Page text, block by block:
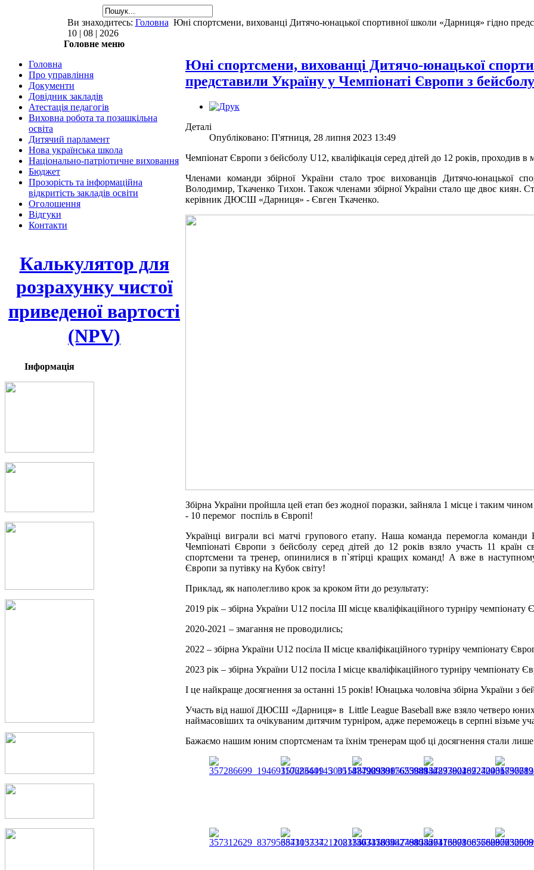
Ви знаходитесь: Головна Юні спортсмени, вихованці Дитячо-юнацької спортивної школи «Дарниця» гідно
10 | 08 | 2026
Головне меню
Головна
Про управління
Документи
Довідник закладів
Атестація педагогів
Виховна робота та позашкільна
освіта
Дитячий парламент
Нова українська школа
Національно-патріотичне виховання
Бюджет
Прозорість та інформаційна
відкритість закладів освіти
Оголошення
Відгуки
Контакти
Калькулятор для
розрахунку чистої
приведеної вартості
(NPV)
Інформація
Юні спортсмени, вихованці Дитячо-юнацької
представили Україну у Чемпіонаті Європи з
Деталі
Опубліковано: П'ятниця, 28 липня 2023 13:49
Чемпіонат Європи з бейсболу U12, кваліфікація серед дітей до 12 років, проходив
Членами команди збірної України стало троє вихованців Дитячо-юнацької
Володимир, Ткаченко Тихон. Також членами збірної України стало ще двоє киян.
керівник ДЮСШ «Дарниця» - Євген Ткаченко.
Збірна України пройшла цей етап без жодної поразки, зайняла 1 місце і таким
- 10 перемог поспіль в Європі!
Українці виграли всі матчі групового етапу. Наша команда перемогла команди
Чемпіонаті Європи з бейсболу серед дітей до 12 років взяло участь 11 країн
спортсмени та тренер, опинилися в п`ятірці кращих команд! А вже в
Європи за путівку на Кубок світу!
Приклад, як наполегливо крок за кроком йти до результату:
2019 рік – збірна України U12 посіла ІІІ місце кваліфікаційного турніру чемпіонату
2020-2021 – змагання не проводились;
2022 – збірна України U12 посіла ІІ місце кваліфікаційного турніру чемпіонату
2023 рік – збірна України U12 посіла І місце кваліфікаційного турніру чемпіонату
І це найкраще досягнення за останні 15 років! Юнацька чоловіча збірна України з
Участь від нашої ДЮСШ «Дарниця» в Little League Baseball вже взяло четверо
наймасовіших та очікуваним дитячим турніром, адже переможець в серпні візьме
Бажаємо нашим юним спортсменам та їхнім тренерам щоб ці досягнення стали